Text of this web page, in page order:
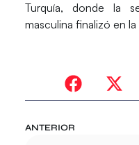
Turquía, donde la
masculina finalizó en
ANTERIOR